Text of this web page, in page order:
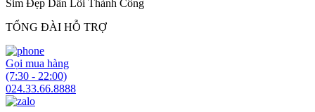
Sim Đẹp Dẫn Lối Thành Công
TỔNG ĐÀI HỖ TRỢ
Gọi mua hàng
(7:30 - 22:00)
024.33.66.8888